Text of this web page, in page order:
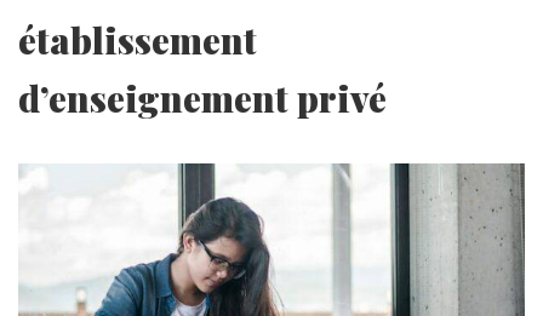
établissement
d’enseignement privé